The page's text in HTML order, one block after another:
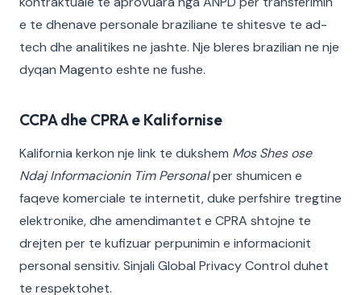
e te dhenave personale braziliane te shitesve te ad-
tech dhe analitikes ne jashte. Nje bleres brazilian ne nje
dyqan Magento eshte ne fushe.
CCPA dhe CPRA e Kalifornise
Kalifornia kerkon nje link te dukshem Mos Shes ose
Ndaj Informacionin Tim Personalper shumicen e
faqeve komerciale te internetit, duke perfshire tregtine
elektronike, dhe amendimantet e CPRA shtojne te
drejten per te kufizuar perpunimin e informacionit
personal sensitiv. Sinjali Global Privacy Control duhet
te respektohet.